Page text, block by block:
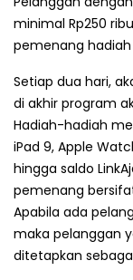
minimal Rp250
pemenang hadiah
Setiap dua hari,
di akhir program
Hadiah-hadiah
iPad 9, Apple
hingga saldo
pemenang
Apabila ada
maka pelanggan
ditetapkan